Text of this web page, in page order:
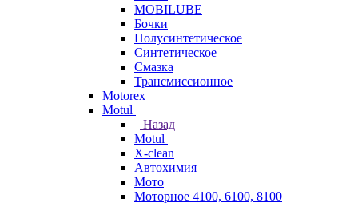
MOBILUBE
Бочки
Полусинтетическое
Синтетическое
Смазка
Трансмиссионное
Motorex
Motul
Назад
Motul
X-clean
Автохимия
Мото
Моторное 4100, 6100, 8100